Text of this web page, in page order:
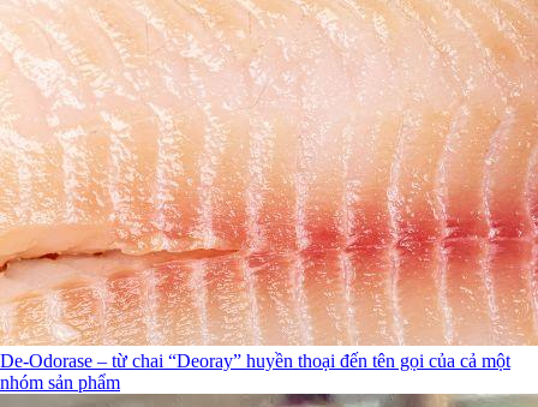
De-Odorase – từ chai “Deoray” huyền thoại đến tên gọi của cả một
nhóm sản phẩm